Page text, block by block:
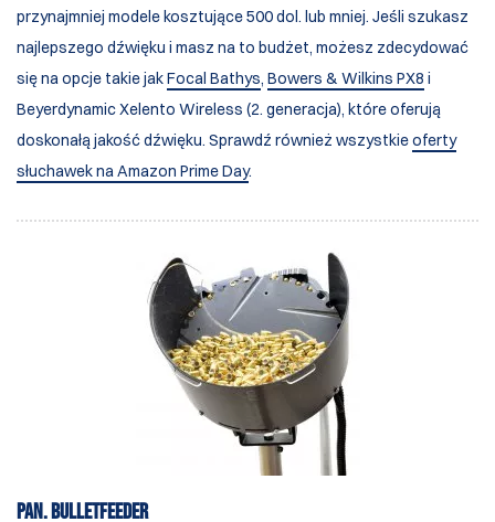
przynajmniej modele kosztujące 500 dol. lub mniej. Jeśli szukasz
najlepszego dźwięku i masz na to budżet, możesz zdecydować
się na opcje takie jakFocal Bathys, Bowers & Wilkins PX8 i
Beyerdynamic Xelento Wireless (2. generacja), które oferują
doskonałą jakość dźwięku. Sprawdź również wszystkieoferty
słuchawek na Amazon Prime Day.
Pan. Bulletfeeder